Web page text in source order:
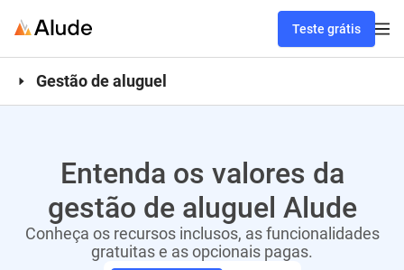
Teste grátis
Gestão de aluguel
Entenda os valores da
gestão de aluguel Alude
Conheça os recursos inclusos, as funcionalidades
gratuitas e as opcionais pagas.